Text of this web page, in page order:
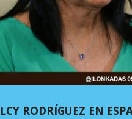
RODRÍGUEZ EN